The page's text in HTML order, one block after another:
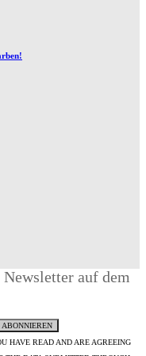
auf dem
ABONNIEREN
HAVE READ AND ARE AGREEING